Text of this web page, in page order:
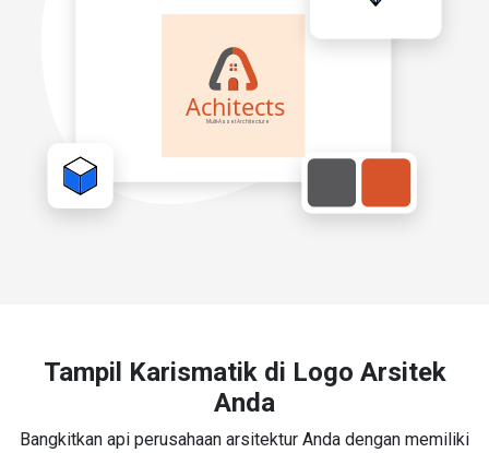
Tampil Karismatik di Logo Arsitek
Anda
Bangkitkan api perusahaan arsitektur Anda dengan memiliki